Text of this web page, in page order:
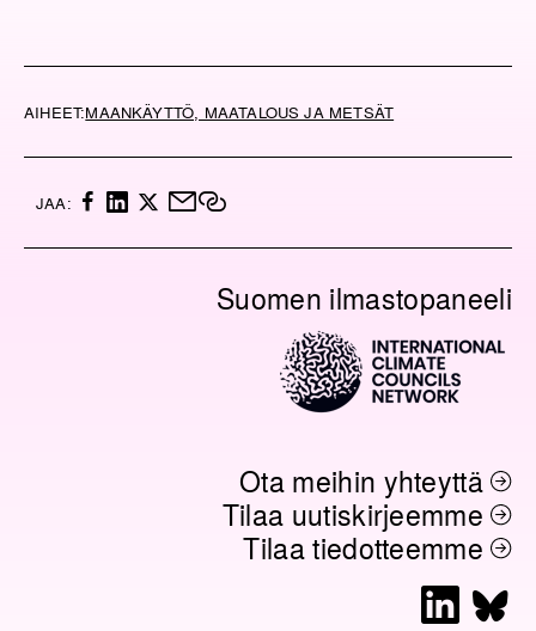
AIHEET:MAANKÄYTTÖ, MAATALOUS JA METSÄT
JAA:
F
C
L
N
X
M
I
K
P
O
I
Suomen ilmastopaneeli
Ota meihin yhteyttä
Tilaa uutiskirjeemme
Tilaa tiedotteemme
L